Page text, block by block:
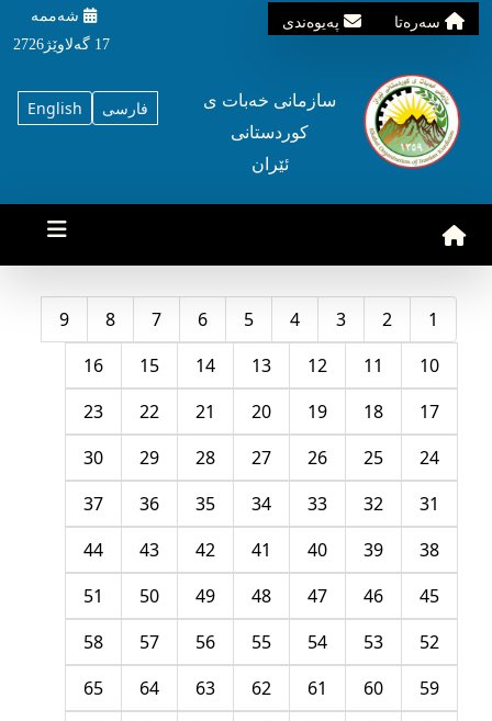
سه‌ره‌تا په‌یوه‌ندی
شه‌ممه‌
17 گه‌لاوێژ2726
English فارسی
سازمانی خه‌بات ی
کوردستانی
ئێران
1
2
3
4
5
6
7
8
9
10
11
12
13
14
15
16
17
18
19
20
21
22
23
24
25
26
27
28
29
30
31
32
33
34
35
36
37
38
39
40
41
42
43
44
45
46
47
48
49
50
51
52
53
54
55
56
57
58
59
60
61
62
63
64
65